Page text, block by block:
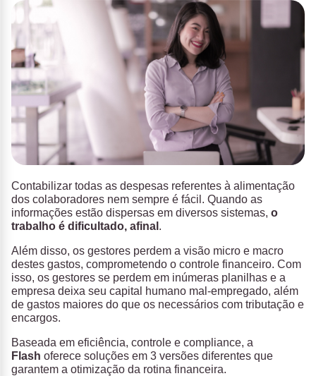
Contabilizar todas as despesas referentes à alimentação
dos colaboradores nem sempre é fácil. Quando as
informações estão dispersas em diversos sistemas, o
trabalho é dificultado, afinal .
Além disso, os gestores perdem a visão micro e macro
destes gastos, comprometendo o controle financeiro. Com
isso, os gestores se perdem em inúmeras planilhas e a
empresa deixa seu capital humano mal-empregado, além
de gastos maiores do que os necessários com tributação e
encargos.
Baseada em eficiência, controle e compliance, a
Flash oferece soluções em 3 versões diferentes que
garantem a otimização da rotina financeira.